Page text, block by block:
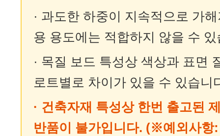
· 과도한 하중이 지속적으로 가
용 용도에는 적합하지 않을 수
· 목질 보드 특성상 색상과 표면
로트별로 차이가 있을 수 있습니
· 건축자재 특성상 한번 출고된
반품이 불가입니다. (※예외사항